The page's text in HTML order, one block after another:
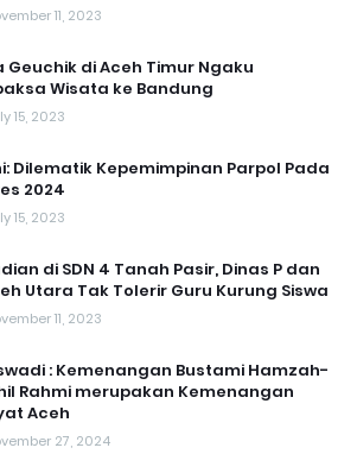
11, 2023
Geuchik di Aceh Timur Ngaku
Wisata ke Bandung
15, 2023
Dilematik Kepemimpinan Parpol Pada
2024
15, 2023
di SDN 4 Tanah Pasir, Dinas P dan
Utara Tak Tolerir Guru Kurung Siswa
11, 2023
: Kemenangan Bustami Hamzah-
Rahmi merupakan Kemenangan
Aceh
27, 2024